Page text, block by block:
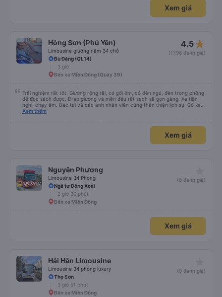
Xem giá
Hồng Sơn (Phú Yên)
Limousine giường nằm 34 chỗ
4.5 star_rate
(1796 đánh giá)
Bù Đăng (QL14)
3 giờ
Bến xe Miền Đông (Quầy 39)
Trải nghiệm rất tốt. Giường rộng rãi, có gối ôm, có đèn ngủ, đèn trong phòng
để đọc sách được. Drap giường và mền đều rất sạch sẽ gọn gàng. Xe tiện
nghi, chạy êm. Bác tài và các anh nhân viên cũng thân thiện lịch sự. Có xe
trung chuyển về nội thành thành phố tuy hoà rất tiện. Giá vé hợp lý. Nói
Xem thêm
Xem giá
Nguyên Phương
Limousine 34 Phòng
(0 đánh giá)
Ngã tư Đồng Xoài
2 giờ 30 phút
Bến xe Miền Đông
Xem giá
Hải Hân Limousine
Limousine 34 phòng luxury
(0 đánh giá)
Thọ Sơn
3 giờ 51 phút
Bến xe Miền Đông